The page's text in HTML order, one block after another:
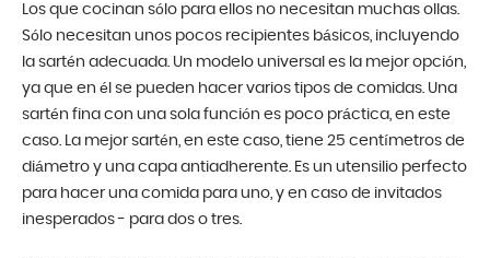
Los que cocinan sólo para ellos no necesitan muchas ollas.
Sólo necesitan unos pocos recipientes básicos, incluyendo
la sartén adecuada. Un modelo universal es la mejor opción,
ya que en él se pueden hacer varios tipos de comidas. Una
sartén fina con una sola función es poco práctica, en este
caso. La mejor sartén, en este caso, tiene 25 centímetros de
diámetro y una capa antiadherente. Es un utensilio perfecto
para hacer una comida para uno, y en caso de invitados
inesperados - para dos o tres.